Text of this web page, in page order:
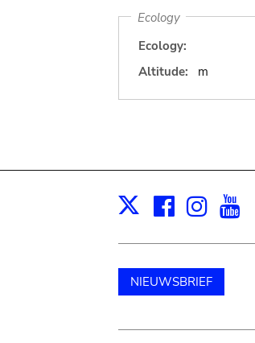
Ecology
Ecology:
Altitude:
m
X
NIEUWSBRIEF